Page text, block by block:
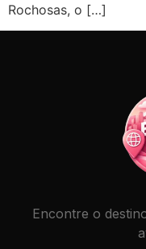
Rochosas, o […]
Encontre o